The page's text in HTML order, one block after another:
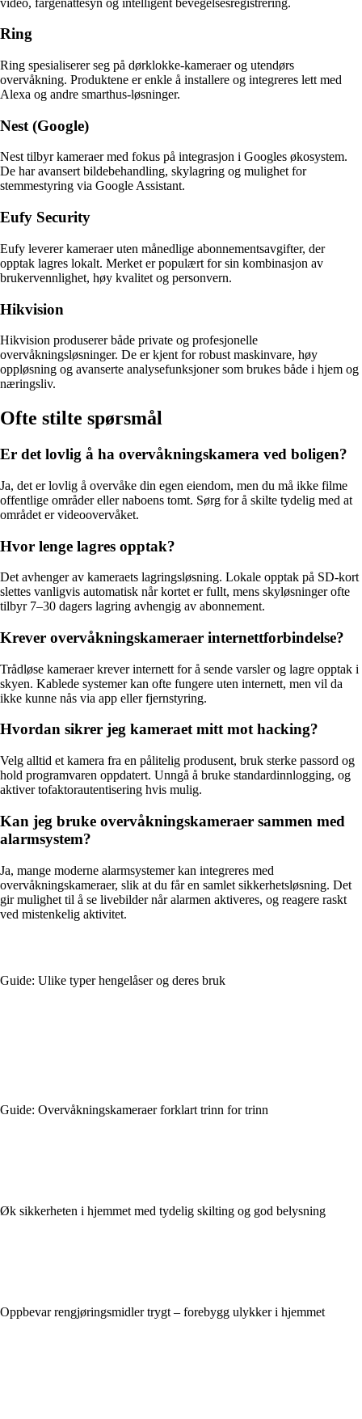
Ring
Ring spesialiserer seg på dørklokke-kameraer og utendørs
overvåkning. Produktene er enkle å installere og integreres lett med
Alexa og andre smarthus-løsninger.
Nest (Google)
Nest tilbyr kameraer med fokus på integrasjon i Googles økosystem.
De har avansert bildebehandling, skylagring og mulighet for
stemmestyring via Google Assistant.
Eufy Security
Eufy leverer kameraer uten månedlige abonnementsavgifter, der
opptak lagres lokalt. Merket er populært for sin kombinasjon av
brukervennlighet, høy kvalitet og personvern.
Hikvision
Hikvision produserer både private og profesjonelle
overvåkningsløsninger. De er kjent for robust maskinvare, høy
oppløsning og avanserte analysefunksjoner som brukes både i hjem og
næringsliv.
Ofte stilte spørsmål
Er det lovlig å ha overvåkningskamera ved boligen?
Ja, det er lovlig å overvåke din egen eiendom, men du må ikke filme
offentlige områder eller naboens tomt. Sørg for å skilte tydelig med at
området er videoovervåket.
Hvor lenge lagres opptak?
Det avhenger av kameraets lagringsløsning. Lokale opptak på SD-kort
slettes vanligvis automatisk når kortet er fullt, mens skyløsninger ofte
tilbyr 7–30 dagers lagring avhengig av abonnement.
Krever overvåkningskameraer internettforbindelse?
Trådløse kameraer krever internett for å sende varsler og lagre opptak i
skyen. Kablede systemer kan ofte fungere uten internett, men vil da
ikke kunne nås via app eller fjernstyring.
Hvordan sikrer jeg kameraet mitt mot hacking?
Velg alltid et kamera fra en pålitelig produsent, bruk sterke passord og
hold programvaren oppdatert. Unngå å bruke standardinnlogging, og
aktiver tofaktorautentisering hvis mulig.
Kan jeg bruke overvåkningskameraer sammen med
alarmsystem?
Ja, mange moderne alarmsystemer kan integreres med
overvåkningskameraer, slik at du får en samlet sikkerhetsløsning. Det
gir mulighet til å se livebilder når alarmen aktiveres, og reagere raskt
ved mistenkelig aktivitet.
Guide: Ulike typer hengelåser og deres bruk
Guide: Overvåkningskameraer forklart trinn for trinn
Øk sikkerheten i hjemmet med tydelig skilting og god belysning
Oppbevar rengjøringsmidler trygt – forebygg ulykker i hjemmet